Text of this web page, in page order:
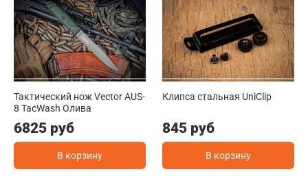
Тактический нож Vector AUS-
8 TacWash Олива
6825 руб
В корзину
Клипса стальная UniClip
845 руб
В корзину